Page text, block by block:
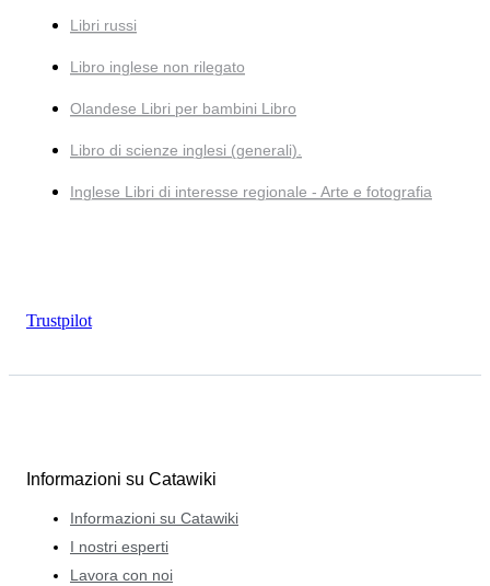
Libri russi
Libro inglese non rilegato
Olandese Libri per bambini Libro
Libro di scienze inglesi (generali).
Inglese Libri di interesse regionale - Arte e fotografia
Trustpilot
Informazioni su Catawiki
Informazioni su Catawiki
I nostri esperti
Lavora con noi